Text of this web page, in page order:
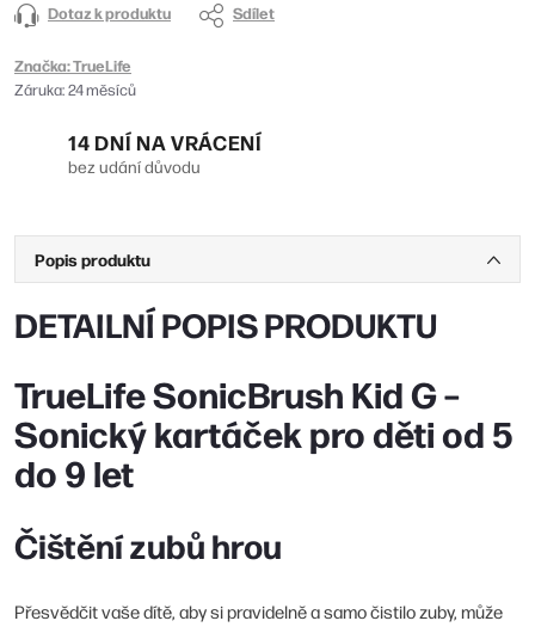
Dotaz k produktu Sdílet
Značka:TrueLife
Záruka:24 měsíců
14 DNÍ NA VRÁCENÍ
bez udání důvodu
Popis produktu
DETAILNÍ POPIS PRODUKTU
TrueLife SonicBrush Kid G –
Sonický kartáček pro děti od 5
do 9 let
Čištění zubů hrou
Přesvědčit vaše dítě, aby si pravidelně a samo čistilo zuby, může